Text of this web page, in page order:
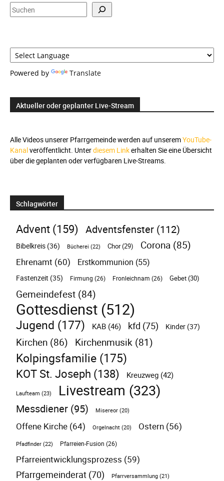
Suchen
Powered by Translate
Aktueller oder geplanter Live-Stream
Alle Videos unserer Pfarrgemeinde werden auf unseremYouTube-
Kanalveröffentlicht. Unterdiesem Linkerhalten Sie eine Übersicht
über die geplanten oder verfügbaren Live-Streams.
Schlagwörter
Advent(159) Adventsfenster (112)
Bibelkreis (36) Bücherei (22) Chor(29) Corona (85)
Ehrenamt (60) Erstkommunion (55)
Fastenzeit (35) Firmung (26) Fronleichnam (26) Gebet(30)
Gemeindefest (84)
Gottesdienst (512)
Jugend (177) KAB (46) kfd (75) Kinder (37)
Kirchen (86) Kirchenmusik (81)
Kolpingsfamilie (175)
KOT St. Joseph (138) Kreuzweg (42)
Laufteam (23) Livestream (323)
Messdiener (95) Misereor (20)
Offene Kirche (64) Orgelnacht (20) Ostern (56)
Pfadfinder (22) Pfarreien-Fusion (26)
Pfarreientwicklungsprozess (59)
Pfarrgemeinderat (70) Pfarrversammlung (21)